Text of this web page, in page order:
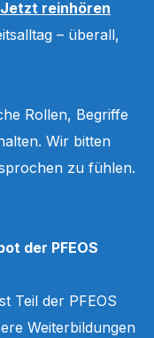
Jetzt reinhören
– überall,
Rollen, Begriffe
Wir bitten
zu fühlen.
der PFEOS
Teil der PFEOS
Weiterbildungen